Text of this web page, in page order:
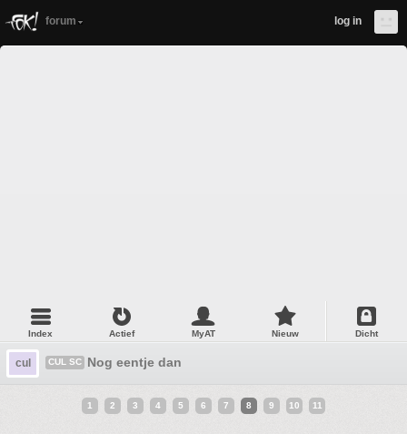
forum log in
Index Actief MyAT Nieuw Dicht
cul CUL SC Nog eentje dan
1 2 3 4 5 6 7 8 9 10 11